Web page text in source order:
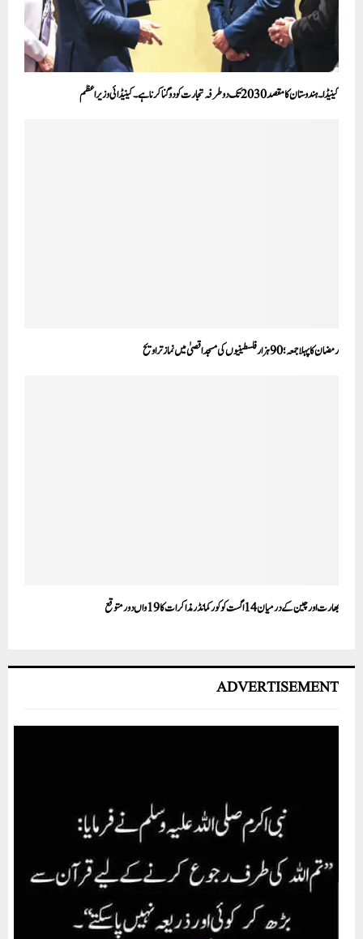
کینیڈا۔ہندوستان کا مقصد 2030 تک دو طرفہ تجارت کو دوگنا کرنا ہے۔ کینیڈائی وزیر اعظم
رمضان کا پہلا جمعہ؛ 90 ہزار فلسطینیوں کی مسجد اقصیٰ میں نماز تراویح
بھارت اور چین کے درمیان 14 اگست کو کور کمانڈر مذاکرات کا 19 واں دور متوقع
ADVERTISEMENT